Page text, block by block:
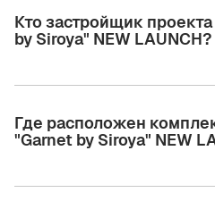
Кто застройщик проекта
by Siroya" NEW LAUNCH?
Где расположен
"Garnet by Siroya" NEW